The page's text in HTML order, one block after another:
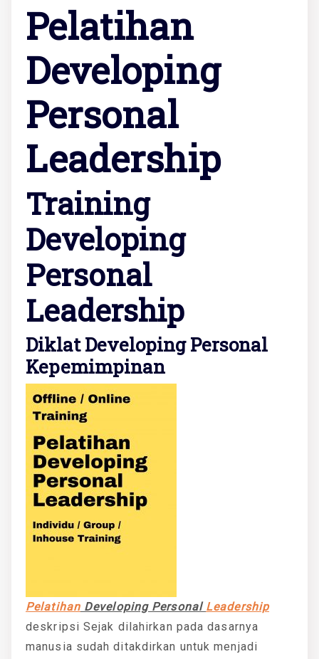
Pelatihan
Developing
Personal
Leadership
Training
Developing
Personal
Leadership
Diklat Developing Personal
Kepemimpinan
PelatihanDeveloping Personal Leadership
deskripsi Sejak dilahirkan pada dasarnya
manusia sudah ditakdirkan untuk menjadi